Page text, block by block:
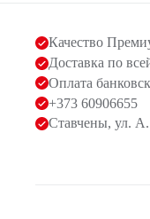
Качество
Доставка по
Оплата
+373 60906655
Ставчены, ул.